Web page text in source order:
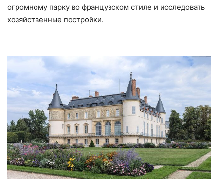
огромному парку во французском стиле и исследовать
хозяйственные постройки.